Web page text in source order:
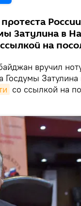
Затулина в
на
вручил
Госдумы
со ссылкой на